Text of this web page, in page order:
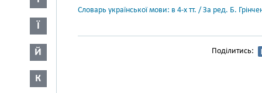
Ї
Й
К
Словарь української мови: в 4-х тт. / За ред. Б.
Поділитись: